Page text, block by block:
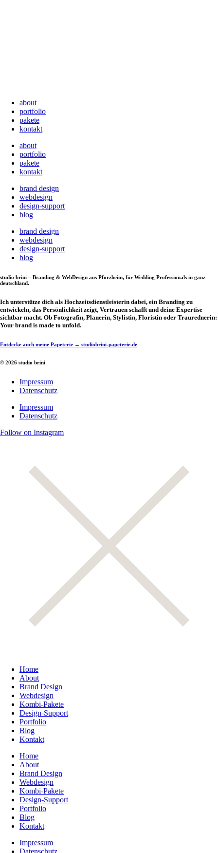
about
portfolio
pakete
kontakt
about
portfolio
pakete
kontakt
brand design
webdesign
design-support
blog
brand design
webdesign
design-support
blog
studio brini – Branding & WebDesign aus Pforzheim, für Wedding Professionals in ganz
deutschland.
Ich unterstütze dich als Hochzeitsdienstleisterin dabei, ein Branding zu
entwickeln, das Persönlichkeit zeigt, Vertrauen schafft und deine Expertise
sichtbar macht. Ob Fotografin, Planerin, Stylistin, Floristin oder Traurednerin:
Your brand is made to unfold.
Entdecke auch meine Papeterie → studiobrini-papeterie.de
© 2026 studio brini
Impressum
Datenschutz
Impressum
Datenschutz
Follow on Instagram
Home
About
Brand Design
Webdesign
Kombi-Pakete
Design-Support
Portfolio
Blog
Kontakt
Home
About
Brand Design
Webdesign
Kombi-Pakete
Design-Support
Portfolio
Blog
Kontakt
Impressum
Datenschutz